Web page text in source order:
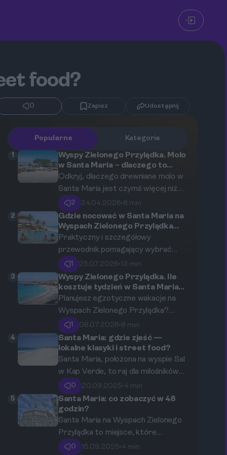
food?
0 Zapisz Udostępnij
Popularne Kategorie
1
Wyspy Zielonego Przylądka. Molo
w Santa Maria – dlaczego to
serce miasta i co tam zobaczysz?
Odkryj, dlaczego drewniane molo w
Santa Maria jest czymś więcej niż
tylko konstrukcją. To epicentrum
lokalnego życia, kultury i tradycji na
wyspie Sal, miejsce, gdzie każdy
dzień przynosi nowy spektakl, a
autentyczna atmosfera Wysp
Zielonego Przylądka jest na
wyciągnięcie ręki.
2 24.04.2026•8 min
2
Gdzie nocować w Santa Maria na
Wyspach Zielonego Przylądka
podczas rodzinnych wakacji z
małymi dziećmi
Praktyczny i szczegółowy
przewodnik pomagający wybrać
najlepszą lokalizację na rodzinny
wypoczynek w Santa Maria.
1 25.07.2026•13 min
3
Wyspy Zielonego Przylądka. Ile
kosztuje tydzień w Santa Maria?
Przykładowy budżet na lato
2026.
Planujesz egzotyczne wakacje na
Wyspach Zielonego Przylądka?
Sprawdź, jakiego budżetu
potrzebujesz na tygodniowy pobyt
w najpopularniejszym kurorcie na
wyspie Sal – Santa Maria.
Analizujemy koszty noclegów,
wyżywienia, transportu i atrakcji na
lato 2026.
1 08.07.2026•8 min
4
Santa Maria: gdzie zjeść —
lokalne klasyki i street food?
Santa Maria, położona na wyspie Sal
w Kap Verde, to raj dla miłośników
dobrej kuchni. Jeśli zastanawiasz się,
gdzie spróbować lokalnych
przysmaków oraz street food’u,
ten przewodnik jest dla Ciebie.
Dzięki wielkim wpływom
afrykańskim, portugalskim i
0 20.09.2025•4 min
5
Santa Maria: co zobaczyć w 48
godzin?
Santa Maria na Wyspach Zielonego
Przylądka to miejsce, które
zachwyca turystów pięknem plaż,
0 15.09.2025•4 min